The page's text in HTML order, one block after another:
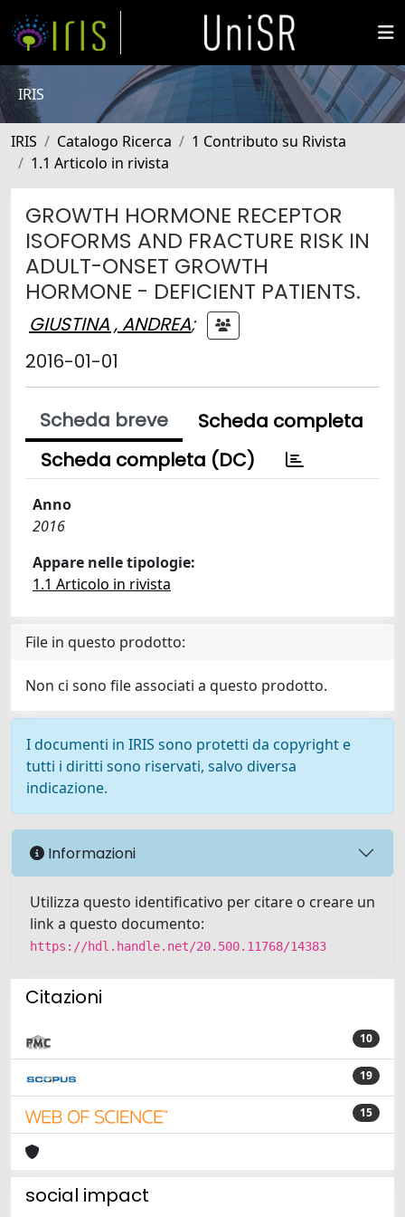
IRIS
IRIS Catalogo Ricerca
1 Contributo su Rivista
1.1 Articolo in rivista
GROWTH HORMONE RECEPTOR
ISOFORMS AND FRACTURE RISK IN
ADULT-ONSET GROWTH
HORMONE - DEFICIENT PATIENTS.
GIUSTINA , ANDREA;
2016-01-01
Scheda breve
Scheda completa
Scheda completa (DC)
Anno
2016
Appare nelle tipologie:
1.1 Articolo in rivista
File in questo prodotto:
Non ci sono file associati a questo prodotto.
I documenti in IRIS sono protetti da copyright e
tutti i diritti sono riservati, salvo diversa
indicazione.
Informazioni
Utilizza questo identificativo per citare o creare un
link a questo documento:
https://hdl.handle.net/20.500.11768/14383
Citazioni
10
19
15
social impact